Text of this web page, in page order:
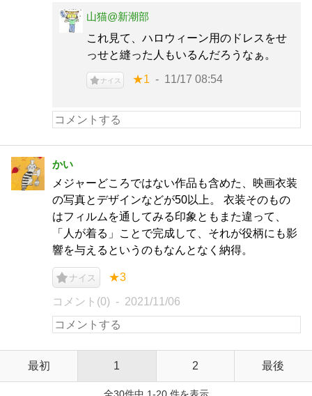
山猫@新潮部
これ見て、ハロウィーン用のドレスをせ
っせと縫った人もいるんだろうなぁ。
ナイス ★1 11/17 08:54
かい
メジャーどころではない作品も含めた、映画衣装
の写真とデザインなどが50以上。 衣装そのもの
はフィルムを通してみる印象ともまた違って、
「人が着る」ことで完成して、それが役柄にも影
響を与えるというのもなんとなく納得。
ナイス ★3
コメント(0) 2021/11/06
最初 1 2 最後